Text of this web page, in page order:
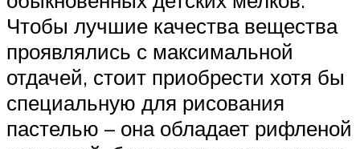
Чтобы лучшие качества вещества
проявлялись с максимальной
отдачей, стоит приобрести хотя бы
специальную для рисования
пастелью – она обладает рифленой